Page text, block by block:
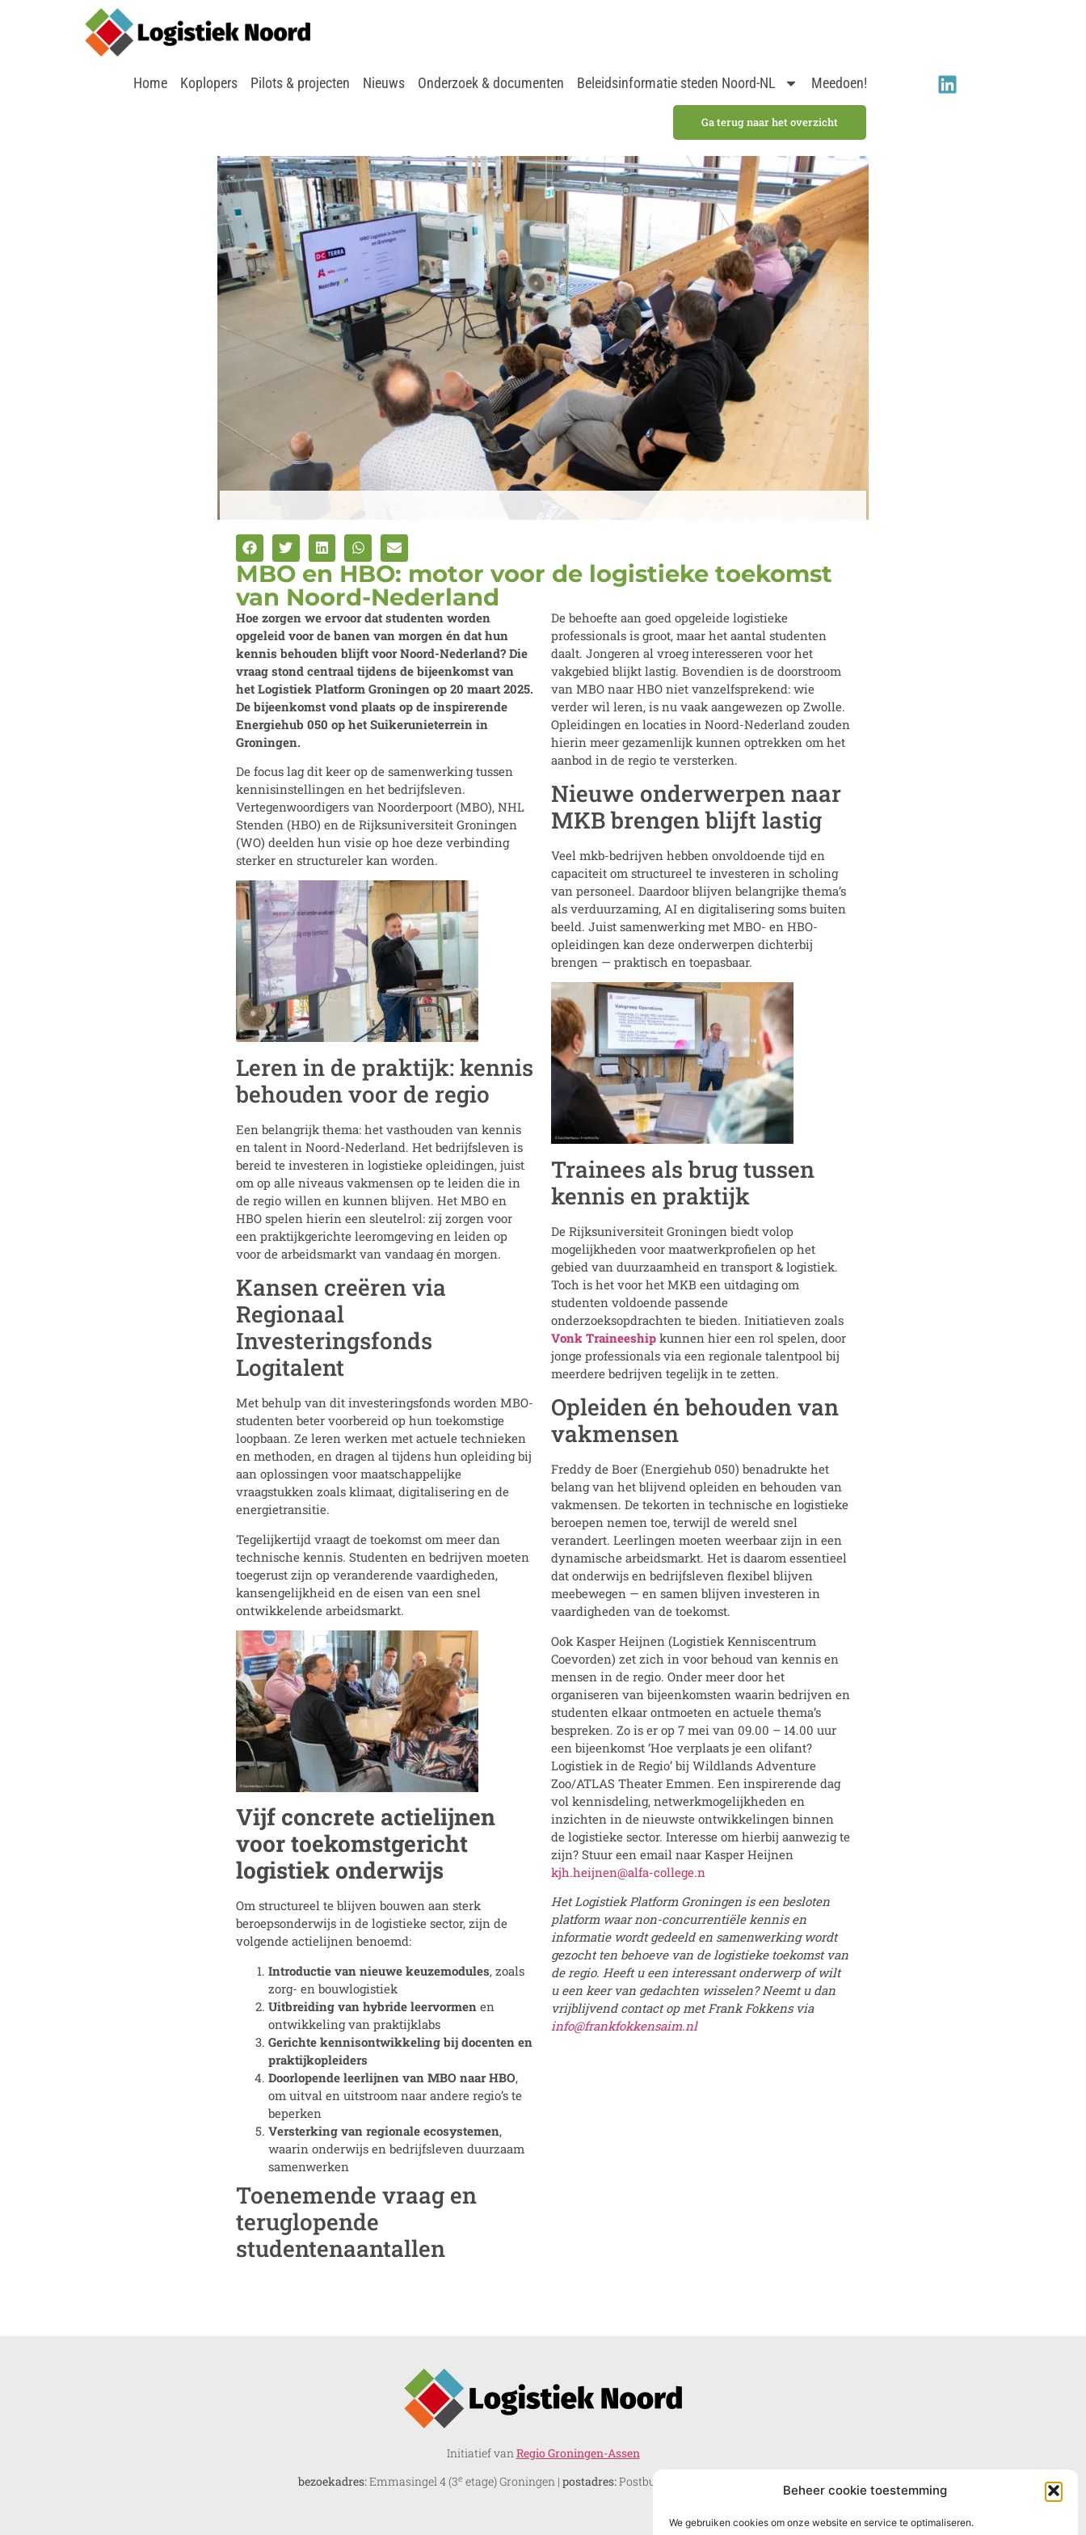
Beheer cookie toestemming
We gebruiken cookies om onze website en service te optimaliseren.
Home Koplopers Pilots & projecten Nieuws Onderzoek & documenten Beleidsinformatie steden Noord-NL Meedoen!
Ga terug naar het overzicht
MBO en HBO: motor voor de logistieke toekomst
van Noord-Nederland
Hoe zorgen we ervoor dat studenten worden
opgeleid voor de banen van morgen én dat hun
kennis behouden blijft voor Noord-Nederland? Die
vraag stond centraal tijdens de bijeenkomst van
het Logistiek Platform Groningen op 20 maart 2025.
De bijeenkomst vond plaats op de inspirerende
Energiehub 050 op het Suikerunieterrein in
Groningen.
De focus lag dit keer op de samenwerking tussen
kennisinstellingen en het bedrijfsleven.
Vertegenwoordigers van Noorderpoort (MBO), NHL
Stenden (HBO) en de Rijksuniversiteit Groningen
(WO) deelden hun visie op hoe deze verbinding
sterker en structureler kan worden.
Leren in de praktijk: kennis
behouden voor de regio
Een belangrijk thema: het vasthouden van kennis
en talent in Noord-Nederland. Het bedrijfsleven is
bereid te investeren in logistieke opleidingen, juist
om op alle niveaus vakmensen op te leiden die in
de regio willen en kunnen blijven. Het MBO en
HBO spelen hierin een sleutelrol: zij zorgen voor
een praktijkgerichte leeromgeving en leiden op
voor de arbeidsmarkt van vandaag én morgen.
Kansen creëren via
Regionaal
Investeringsfonds
Logitalent
Met behulp van dit investeringsfonds worden MBO-
studenten beter voorbereid op hun toekomstige
loopbaan. Ze leren werken met actuele technieken
en methoden, en dragen al tijdens hun opleiding bij
aan oplossingen voor maatschappelijke
vraagstukken zoals klimaat, digitalisering en de
energietransitie.
Tegelijkertijd vraagt de toekomst om meer dan
technische kennis. Studenten en bedrijven moeten
toegerust zijn op veranderende vaardigheden,
kansengelijkheid en de eisen van een snel
ontwikkelende arbeidsmarkt.
Vijf concrete actielijnen
voor toekomstgericht
logistiek onderwijs
Om structureel te blijven bouwen aan sterk
beroepsonderwijs in de logistieke sector, zijn de
volgende actielijnen benoemd:
Introductie van nieuwe keuzemodules, zoals
zorg- en bouwlogistiek
Uitbreiding van hybride leervormen en
ontwikkeling van praktijklabs
Gerichte kennisontwikkeling bij docenten en
praktijkopleiders
Doorlopende leerlijnen van MBO naar HBO,
om uitval en uitstroom naar andere regio’s te
beperken
Versterking van regionale ecosystemen,
waarin onderwijs en bedrijfsleven duurzaam
samenwerken
Toenemende vraag en
teruglopende
studentenaantallen
De behoefte aan goed opgeleide logistieke
professionals is groot, maar het aantal studenten
daalt. Jongeren al vroeg interesseren voor het
vakgebied blijkt lastig. Bovendien is de doorstroom
van MBO naar HBO niet vanzelfsprekend: wie
verder wil leren, is nu vaak aangewezen op Zwolle.
Opleidingen en locaties in Noord-Nederland zouden
hierin meer gezamenlijk kunnen optrekken om het
aanbod in de regio te versterken.
Nieuwe onderwerpen naar
MKB brengen blijft lastig
Veel mkb-bedrijven hebben onvoldoende tijd en
capaciteit om structureel te investeren in scholing
van personeel. Daardoor blijven belangrijke thema’s
als verduurzaming, AI en digitalisering soms buiten
beeld. Juist samenwerking met MBO- en HBO-
opleidingen kan deze onderwerpen dichterbij
brengen — praktisch en toepasbaar.
Trainees als brug tussen
kennis en praktijk
De Rijksuniversiteit Groningen biedt volop
mogelijkheden voor maatwerkprofielen op het
gebied van duurzaamheid en transport & logistiek.
Toch is het voor het MKB een uitdaging om
studenten voldoende passende
onderzoeksopdrachten te bieden. Initiatieven zoals
Vonk Traineeship kunnen hier een rol spelen, door
jonge professionals via een regionale talentpool bij
meerdere bedrijven tegelijk in te zetten.
Opleiden én behouden van
vakmensen
Freddy de Boer (Energiehub 050) benadrukte het
belang van het blijvend opleiden en behouden van
vakmensen. De tekorten in technische en logistieke
beroepen nemen toe, terwijl de wereld snel
verandert. Leerlingen moeten weerbaar zijn in een
dynamische arbeidsmarkt. Het is daarom essentieel
dat onderwijs en bedrijfsleven flexibel blijven
meebewegen — en samen blijven investeren in
vaardigheden van de toekomst.
Ook Kasper Heijnen (Logistiek Kenniscentrum
Coevorden) zet zich in voor behoud van kennis en
mensen in de regio. Onder meer door het
organiseren van bijeenkomsten waarin bedrijven en
studenten elkaar ontmoeten en actuele thema’s
bespreken. Zo is er op 7 mei van 09.00 – 14.00 uur
een bijeenkomst ‘Hoe verplaats je een olifant?
Logistiek in de Regio’ bij Wildlands Adventure
Zoo/ATLAS Theater Emmen. Een inspirerende dag
vol kennisdeling, netwerkmogelijkheden en
inzichten in de nieuwste ontwikkelingen binnen
de logistieke sector. Interesse om hierbij aanwezig te
zijn? Stuur een email naar Kasper Heijnen
kjh.heijnen@alfa-college.n
Het Logistiek Platform Groningen is een besloten
platform waar non-concurrentiële kennis en
informatie wordt gedeeld en samenwerking wordt
gezocht ten behoeve van de logistieke toekomst van
de regio. Heeft u een interessant onderwerp of wilt
u een keer van gedachten wisselen? Neemt u dan
vrijblijvend contact op met Frank Fokkens via
info@frankfokkensaim.nl
Initiatief van Regio Groningen-Assen
bezoekadres:Emmasingel 4 (3e etage) Groningen | postadres:Postbus 610, 9700 AP Groningen